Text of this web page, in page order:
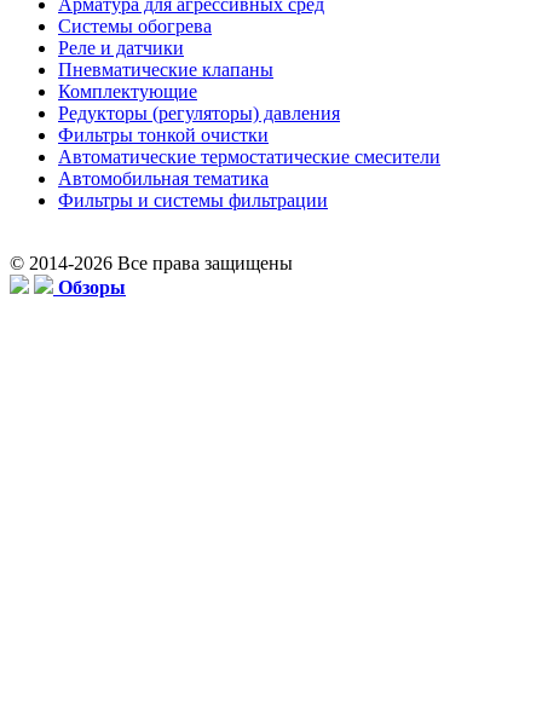
Арматура для агрессивных сред
Системы обогрева
Реле и датчики
Пневматические клапаны
Комплектующие
Редукторы (регуляторы) давления
Фильтры тонкой очистки
Автоматические термостатические смесители
Автомобильная тематика
Фильтры и системы фильтрации
© 2014-2026 Все права защищены
Обзоры